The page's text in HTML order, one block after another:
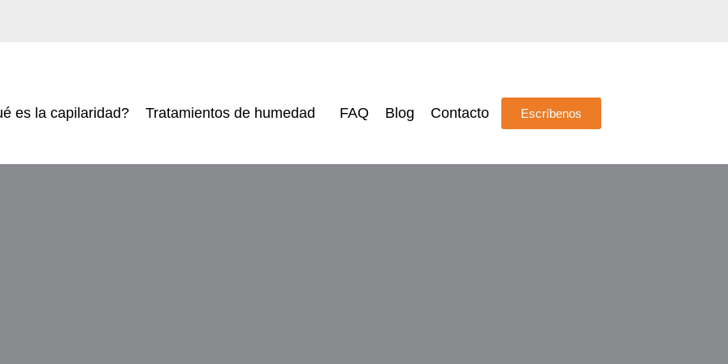
es la capilaridad? Tratamientos de humedad FAQ Blog Contacto Escríbenos